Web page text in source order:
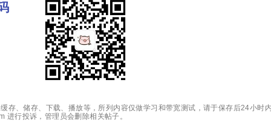
存、储存、下载、播放等，所列内容仅做学习和带宽测试，请于保存后24小时
行投诉，管理员会删除相关帖子。